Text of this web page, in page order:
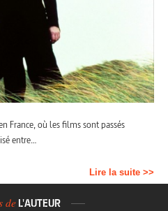
France, où les films sont passés
entre…
Lire la suite >>
de L'AUTEUR